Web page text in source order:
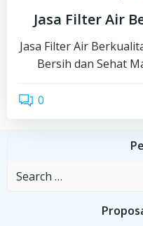
Jasa Filter Air
Jasa Filter Air
Bersih dan Sehat
0
Search